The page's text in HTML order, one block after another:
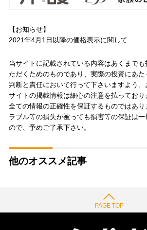
【お知らせ】
2021年4月1日以降の価格表示に関して
当サイトに記載されている内容はあくまで
ただくためのものであり、実際の投資にあ
判断と責任において行って下さいますよう
サイトの掲載情報は細心の注意を払ってお
全ての情報の正確性を保証するものではあり
ラブル等の損失が被っても損害等の保証は
ので、予めご了承下さい。
他のオススメ記事
PAGE TOP